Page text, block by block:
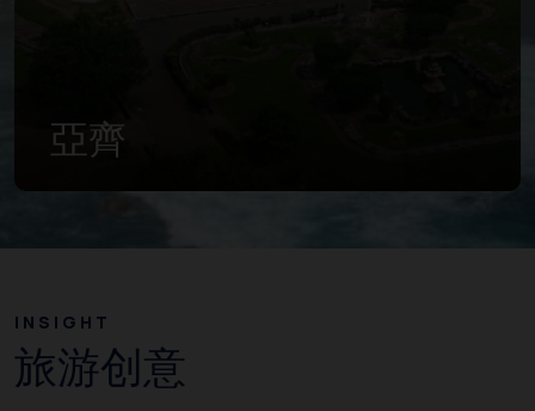
西蘇門答臘
INSIGHT
旅游创意